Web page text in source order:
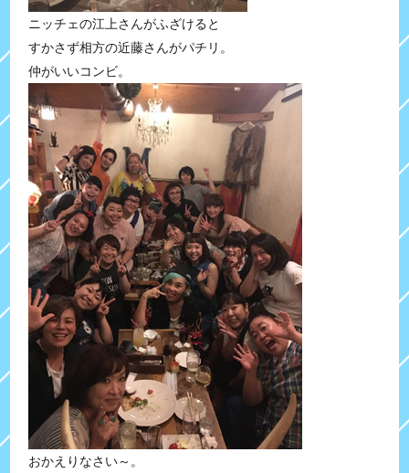
ニッチェの江上さんがふざけると
すかさず相方の近藤さんがパチリ。
仲がいいコンビ。
おかえりなさい～。